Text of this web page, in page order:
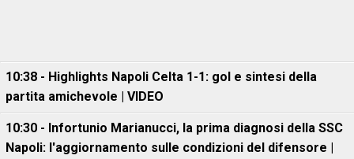
10:38 - Highlights Napoli Celta 1-1: gol e sintesi della
partita amichevole | VIDEO
10:30 - Infortunio Marianucci, la prima diagnosi della SSC
Napoli: l'aggiornamento sulle condizioni del difensore |